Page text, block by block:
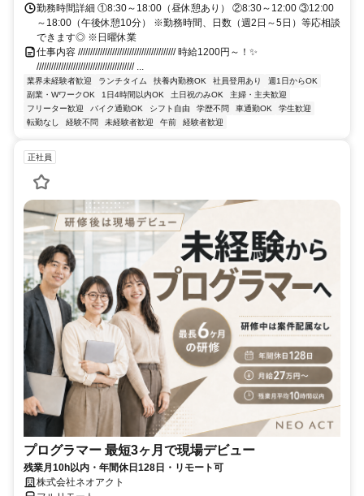
勤務時間詳細 ①8:30～18:00（昼休憩あり） ②8:30～12:00 ③12:00
～18:00（午後休憩10分） ※勤務時間、日数（週2日～5日）等応相談
できます◎ ※日曜休業
仕事内容 //////////////////////////////////////// 時給1200円～！✨
//////////////////////////////////////// ...
業界未経験者歓迎 ランチタイム 扶養内勤務OK 社員登用あり
週1日からOK
副業・WワークOK
1日4時間以内OK 土日祝のみOK
主婦・主夫歓迎
フリーター歓迎
バイク通勤OK シフト自由 学歴不問 車通勤OK
学生歓迎
転勤なし
経験不問 未経験者歓迎 午前 経験者歓迎
正社員
プログラマー 最短3ヶ月で現場デビュー
残業月10h以内・年間休日128日・リモート可
株式会社ネオアクト